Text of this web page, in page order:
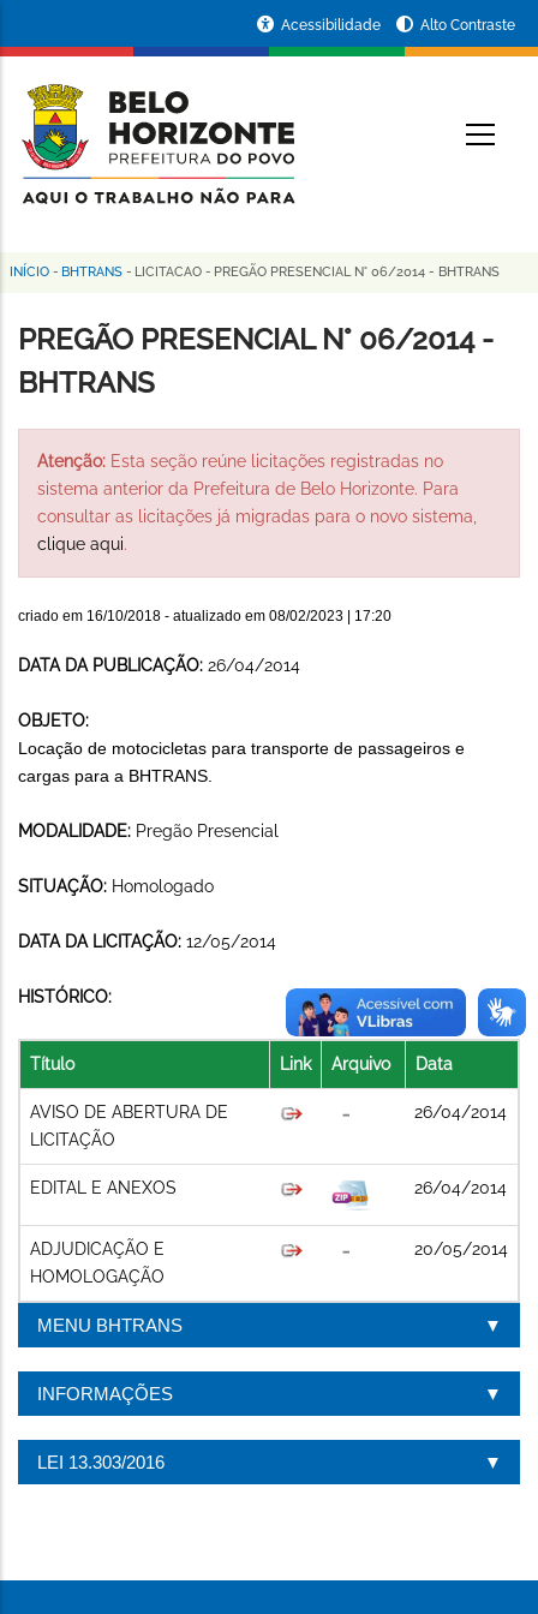
conteúdo
principal
da
Prefeitura
de
Horizonte
Acessibilidade Alto Contraste
Trilha
de
navegação
INÍCIO - BHTRANS - LICITACAO - PREGÃO PRESENCIAL N° 06/2014 - BHTRANS
PREGÃO PRESENCIAL N° 06/2014 -
BHTRANS
Atenção: Esta seção reúne licitações registradas no
sistema anterior da Prefeitura de Belo Horizonte. Para
consultar as licitações já migradas para o novo sistema,
clique aqui.
criado em 16/10/2018 - atualizado em 08/02/2023 | 17:20
DATA DA PUBLICAÇÃO: 26/04/2014
OBJETO:
Locação de motocicletas para transporte de passageiros e
cargas para a BHTRANS.
MODALIDADE: Pregão Presencial
SITUAÇÃO: Homologado
DATA DA LICITAÇÃO: 12/05/2014
HISTÓRICO:
Título Link Arquivo Data
AVISO DE ABERTURA DE
LICITAÇÃO
26/04/2014
EDITAL E ANEXOS 26/04/2014
ADJUDICAÇÃO E
HOMOLOGAÇÃO
20/05/2014
MENU BHTRANS
INFORMAÇÕES
LEI 13.303/2016